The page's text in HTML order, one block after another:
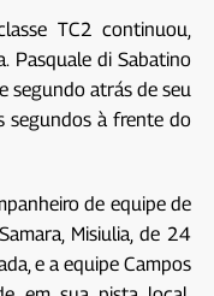
TC2 continuou,
Pasquale di Sabatino
segundo atrás de seu
segundos à frente do
de equipe de
Misiulia, de 24
e a equipe Campos